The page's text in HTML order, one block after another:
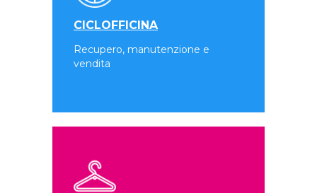
CICLOFFICINA
Recupero, manutenzione e
vendita